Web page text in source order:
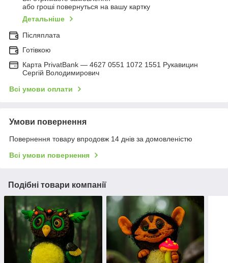
або гроші повернуться на вашу картку
Детальніше
Післяплата
Готівкою
Карта PrivatBank — 4627 0551 1072 1551 Рукавицин
Сергій Володимирович
Всі умови оплати
Умови повернення
Повернення товару впродовж 14 днів за домовленістю
Всі умови повернення
Подібні товари компанії